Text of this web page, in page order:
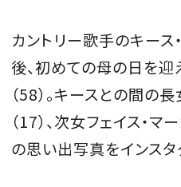
カントリー歌手のキース
後、初めての母の日を迎
（58）。キースとの間の
（17）、次女フェイス・マ
の思い出写真をインスタ